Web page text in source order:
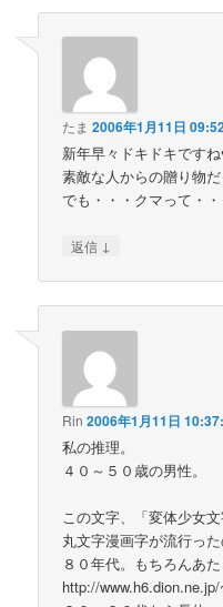
たま 2006年1月11日
新年早々ドキドキです
素敵な人からの贈り物
でも・・・クマって・
返信 ↓
Rin 2006年1月11日
私の推理。
４０～５０歳の男性。
この文字、「変体少女
丸文字漫画字が流行っ
８０年代。もちろんあた
http://